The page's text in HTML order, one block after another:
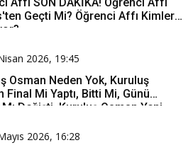
Geçti Mi? Öğrenci Affı Kimleri
2026, 19:45
Osman Neden Yok, Kuruluş
Final Mi Yaptı, Bitti Mi, Günü
Mı Değişti, Kuruluş Osman Yeni
2026, 16:28